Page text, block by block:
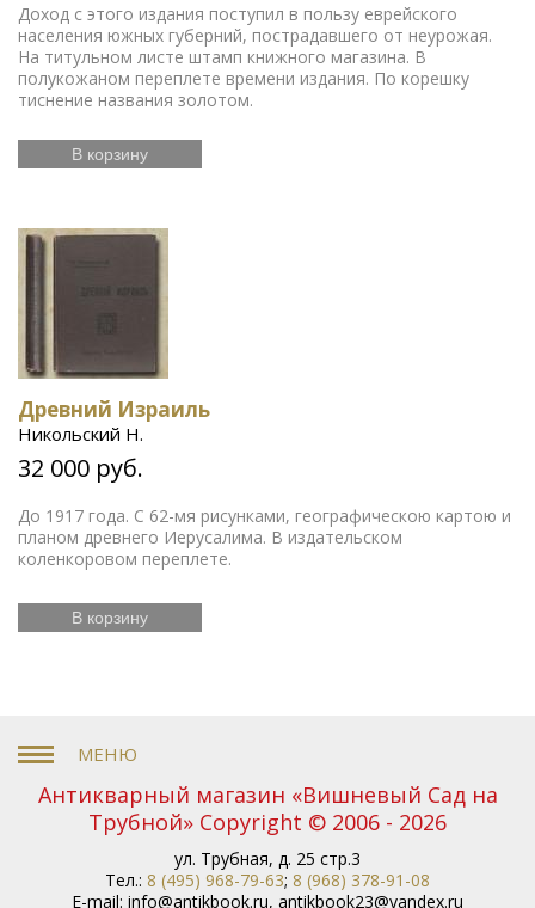
Доход с этого издания поступил в пользу еврейского
населения южных губерний, пострадавшего от неурожая.
На титульном листе штамп книжного магазина. В
полукожаном переплете времени издания. По корешку
тиснение названия золотом.
В корзину
Древний Израиль
Никольский Н.
32 000 руб.
До 1917 года. С 62-мя рисунками, географическою картою и
планом древнего Иерусалима. В издательском
коленкоровом переплете.
В корзину
Антикварный магазин «Вишневый Сад на
Трубной» Copyright © 2006 - 2026
ул. Трубная, д. 25 стр.3
Тел.: 8 (495) 968-79-63; 8 (968) 378-91-08
E-mail: info@antikbook.ru, antikbook23@yandex.ru